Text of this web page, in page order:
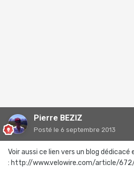
Pierre BEZIZ
Posté le 6 septembre 2013
Voir aussi ce lien vers un blog
: http://www.velowire.com/article/